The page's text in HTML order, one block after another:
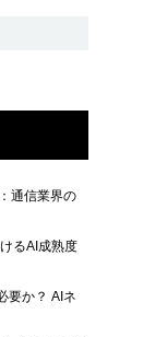
通信業界の
るAI成熟度
要か？ AIネ